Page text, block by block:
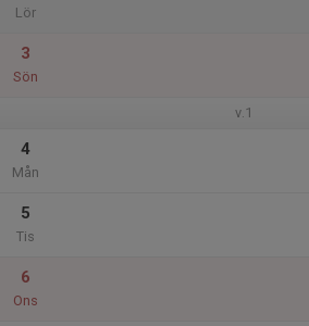
Lör
3
Sön
v.1
4
Mån
5
Tis
6
Ons